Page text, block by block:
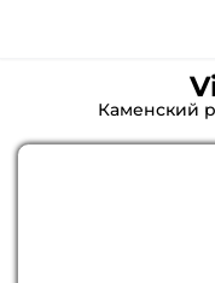
Каменский